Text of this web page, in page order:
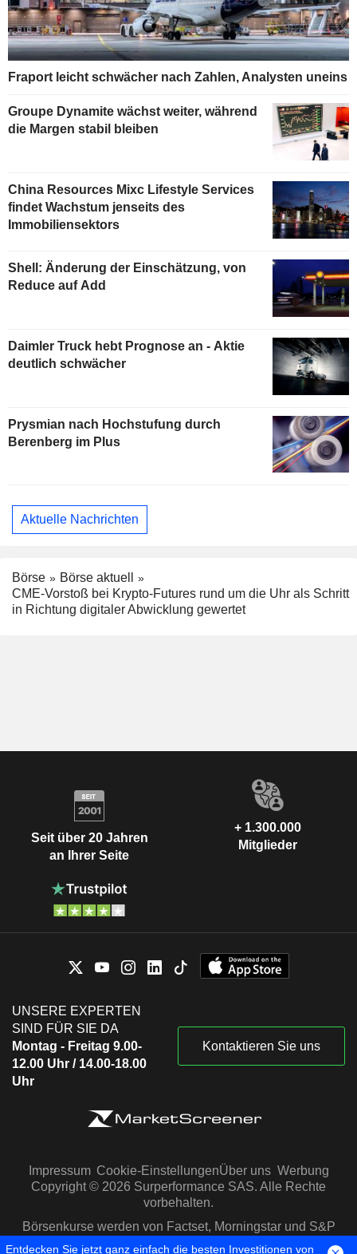
Fraport leicht schwächer nach Zahlen, Analysten uneins
Groupe Dynamite wächst weiter, während
die Margen stabil bleiben
China Resources Mixc Lifestyle Services
findet Wachstum jenseits des
Immobiliensektors
Shell: Änderung der Einschätzung, von
Reduce auf Add
Daimler Truck hebt Prognose an - Aktie
deutlich schwächer
Prysmian nach Hochstufung durch
Berenberg im Plus
Aktuelle Nachrichten
Börse
Börse aktuell
CME-Vorstoß bei Krypto-Futures rund um die Uhr als Schritt
in Richtung digitaler Abwicklung gewertet
Seit über 20 Jahren
an Ihrer Seite
+ 1.300.000
Mitglieder
UNSERE EXPERTEN
SIND FÜR SIE DA
Montag - Freitag 9.00-
12.00 Uhr / 14.00-18.00
Uhr
Kontaktieren Sie uns
Impressum Cookie-EinstellungenÜber uns Werbung
Copyright © 2026 Surperformance SAS. Alle Rechte
vorbehalten.
Börsenkurse werden von Factset, Morningstar und S&P
Capital IQ zur Verfügung gestellt
Entdecken Sie jetzt ganz einfach die besten Investitionen von